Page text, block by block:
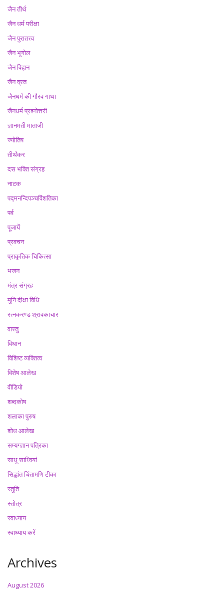
जैन तीर्थ
जैन धर्म परीक्षा
जैन पुरातत्त्व
जैन भूगोल
जैन विद्वान
जैन व्रत
जैनधर्म की गौरव गाथा
जैनधर्म प्रश्नोत्तरी
ज्ञानमती माताजी
ज्योतिष
तीर्थंकर
दस भक्ति संग्रह
नाटक
पद्मनन्दिपञ्चविंशतिका
पर्व
पूजायें
प्रवचन
प्राकृतिक चिकित्सा
भजन
मंत्र संग्रह
मुनि दीक्षा विधि
रत्नकरण्ड श्रावकाचार
वास्तु
विधान
विशिष्ट व्यक्तित्व
विशेष आलेख
वीडियो
शब्दकोष
शलाका पुरुष
शोध आलेख
सम्यग्ज्ञान पत्रिका
साधू साध्वियां
सिद्धांत चिंतामणि टीका
स्तुति
स्तोत्र
स्वाध्याय
स्वाध्याय करें
Archives
August 2026